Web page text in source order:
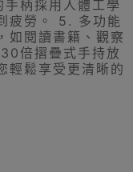
柄採用人體工學
疲勞。 5. 多功能
如閱讀書籍、觀察
倍摺疊式手持放
輕鬆享受更清晰的